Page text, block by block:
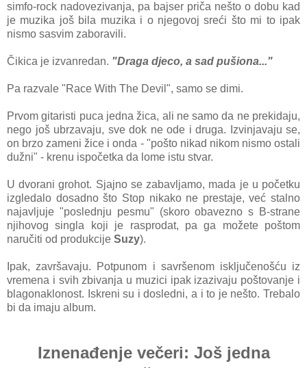
simfo-rock nadovezivanja, pa bajser priča nešto o dobu kad
je muzika još bila muzika i o njegovoj sreći što mi to ipak
nismo sasvim zaboravili.
Čikica je izvanredan. "Draga djeco, a sad pušiona..."
Pa razvale "Race With The Devil", samo se dimi.
Prvom gitaristi puca jedna žica, ali ne samo da ne prekidaju,
nego još ubrzavaju, sve dok ne ode i druga. Izvinjavaju se,
on brzo zameni žice i onda - "pošto nikad nikom nismo ostali
dužni" - krenu ispočetka da lome istu stvar.
U dvorani grohot. Sjajno se zabavljamo, mada je u početku
izgledalo dosadno što Stop nikako ne prestaje, već stalno
najavljuje "poslednju pesmu" (skoro obavezno s B-strane
njihovog singla koji je rasprodat, pa ga možete poštom
naručiti od produkcije Suzy).
Ipak, završavaju. Potpunom i savršenom isključenošću iz
vremena i svih zbivanja u muzici ipak izazivaju poštovanje i
blagonaklonost. Iskreni su i dosledni, a i to je nešto. Trebalo
bi da imaju album.
Iznenađenje večeri: Još jedna